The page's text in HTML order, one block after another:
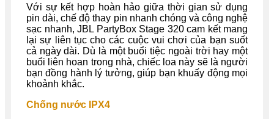
Với sự kết hợp hoàn hảo giữa thời gian sử dụng
pin dài, chế độ thay pin nhanh chóng và công nghệ
sạc nhanh, JBL PartyBox Stage 320 cam kết mang
lại sự liên tục cho các cuộc vui chơi của bạn suốt
cả ngày dài. Dù là một buổi tiệc ngoài trời hay một
buổi liên hoan trong nhà, chiếc loa này sẽ là người
bạn đồng hành lý tưởng, giúp bạn khuấy động mọi
khoảnh khắc.
Chống nước IPX4